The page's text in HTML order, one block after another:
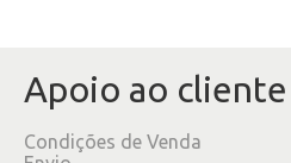
Apoio ao cliente
Condições de Venda